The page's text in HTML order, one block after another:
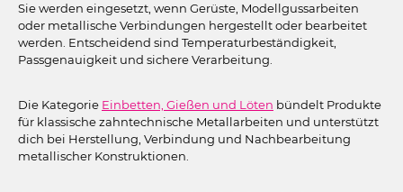
Sie werden eingesetzt, wenn Gerüste, Modellgussarbeiten
oder metallische Verbindungen hergestellt oder bearbeitet
werden. Entscheidend sind Temperaturbeständigkeit,
Passgenauigkeit und sichere Verarbeitung.
Die Kategorie Einbetten, Gießen und Löten bündelt Produkte
für klassische zahntechnische Metallarbeiten und unterstützt
dich bei Herstellung, Verbindung und Nachbearbeitung
metallischer Konstruktionen.